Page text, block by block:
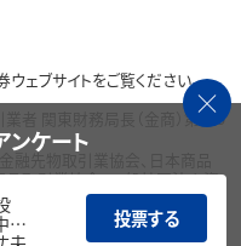
ェブサイトをご覧ください。
者 関東財務局長（金商）第195
融先物取引業協会、日本商品
取引業協会、一般社団法人資
ンケート
…
投票する